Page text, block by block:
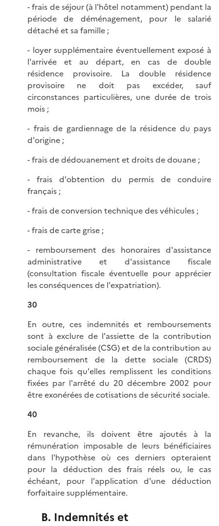
- frais de séjour (à l'hôtel notamment) pendant la
période de déménagement, pour le salarié
détaché et sa famille ;
- loyer supplémentaire éventuellement exposé à
l'arrivée et au départ, en cas de double
résidence provisoire. La double résidence
provisoire ne doit pas excéder, sauf
circonstances particulières, une durée de trois
mois ;
- frais de gardiennage de la résidence du pays
d'origine ;
- frais de dédouanement et droits de douane ;
- frais d'obtention du permis de conduire
français ;
- frais de conversion technique des véhicules ;
- frais de carte grise ;
- remboursement des honoraires d'assistance
administrative et d'assistance fiscale
(consultation fiscale éventuelle pour apprécier
les conséquences de l'expatriation).
30
En outre, ces indemnités et remboursements
sont à exclure de l'assiette de la contribution
sociale généralisée (CSG) et de la contribution au
remboursement de la dette sociale (CRDS)
chaque fois qu'elles remplissent les conditions
fixées par l'arrêté du 20 décembre 2002 pour
être exonérées de cotisations de sécurité sociale.
40
En revanche, ils doivent être ajoutés à la
rémunération imposable de leurs bénéficiaires
dans l'hypothèse où ces derniers opteraient
pour la déduction des frais réels ou, le cas
échéant, pour l'application d'une déduction
forfaitaire supplémentaire.
B. Indemnités et